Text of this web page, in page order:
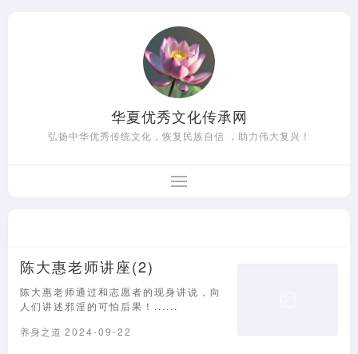
华夏优秀文化传承网
弘扬中华优秀传统文化，恢复民族自信 ，助力伟大复兴！
陈大惠老师讲座(2)
陈大惠老师通过和志愿者的现身讲说，向
人们讲述邪淫的可怕后果！......
养身之道 2024-09-22